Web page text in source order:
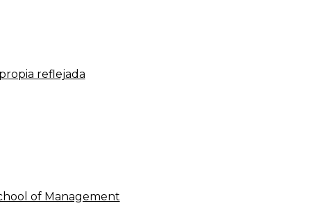
reflejada
of Management